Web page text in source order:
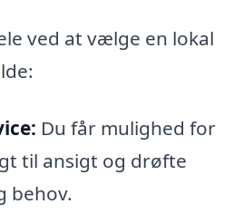
ved at vælge en lokal
Du får mulighed for
til ansigt og drøfte
behov.